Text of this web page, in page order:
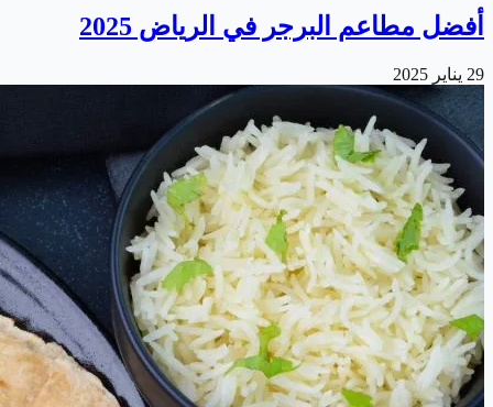
أفضل مطاعم البرجر في الرياض 2025
29 يناير 2025